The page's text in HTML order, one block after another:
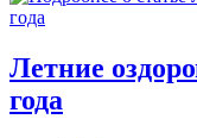
Летние
года